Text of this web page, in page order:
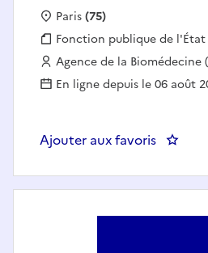
Localisation :
Paris(75)
Fonction publique :
Fonction publique de l'État
Employeur :
Agence de la Biomédecine
En ligne depuis le 06 août
Ajouter aux favoris :